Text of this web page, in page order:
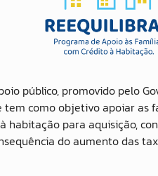
público, promovido pelo
tem como objetivo apoiar
habitação para aquisição,
do aumento das